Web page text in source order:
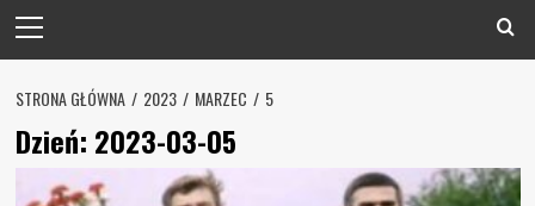
Menu
STRONA GŁÓWNA 2023 MARZEC 5
Dzień: 2023-03-05